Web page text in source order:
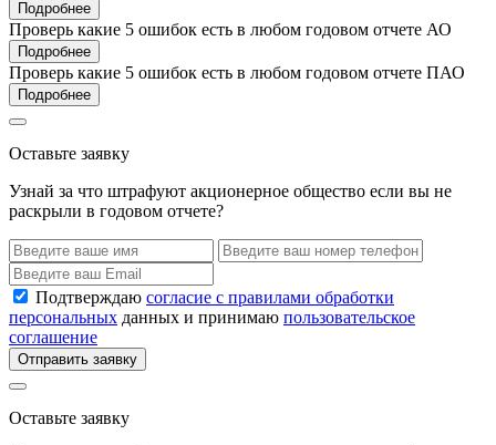
Подробнее
Проверь какие 5 ошибок есть в любом годовом отчете АО
Подробнее
Проверь какие 5 ошибок есть в любом годовом отчете ПАО
Подробнее
Оставьте заявку
Узнай за что штрафуют акционерное общество если вы не
раскрыли в годовом отчете?
Подтверждаю согласие с правилами обработки
персональных данных и принимаю пользовательское
соглашение
Отправить заявку
Оставьте заявку